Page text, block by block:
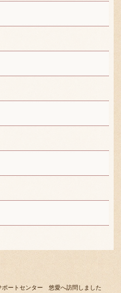
ートセンター 悠愛へ訪問しました